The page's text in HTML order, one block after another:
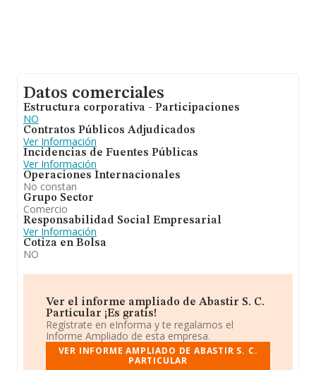
Datos comerciales
Estructura corporativa - Participaciones
NO
Contratos Públicos Adjudicados
Ver Información
Incidencias de Fuentes Públicas
Ver Información
Operaciones Internacionales
No constan
Grupo Sector
Comercio
Responsabilidad Social Empresarial
Ver Información
Cotiza en Bolsa
NO
Ver el informe ampliado de Abastir S. C.
Particular ¡Es gratis!
Regístrate en eInforma y te regalamos el
Informe Ampliado de esta empresa.
VER INFORME AMPLIADO DE ABASTIR S. C.
PARTICULAR